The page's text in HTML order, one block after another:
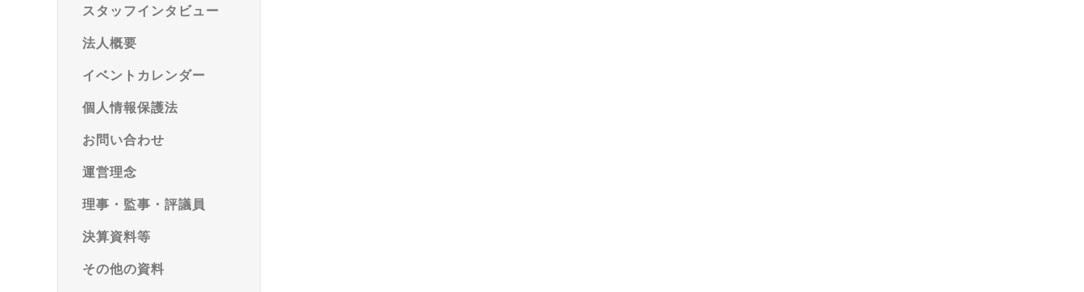
スタッフインタビュー
法人概要
イベントカレンダー
個人情報保護法
お問い合わせ
運営理念
理事・監事・評議員
決算資料等
その他の資料